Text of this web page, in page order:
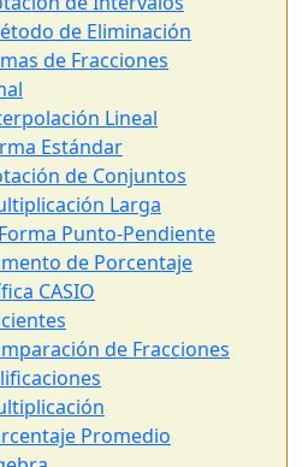
de Eliminación
de Fracciones
Lineal
Estándar
de Conjuntos
Larga
Punto-Pendiente
de Porcentaje
CASIO
de Fracciones
Promedio